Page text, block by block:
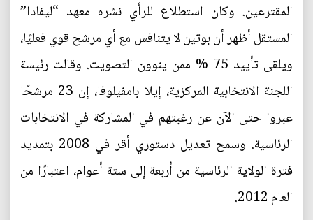
المقترعين. وكان استطلاع للرأي نشره معهد “ليفادا”
المستقل أظهر أن بوتين لا يتنافس مع أي مرشح قوي فعليًا،
ويلقى تأييد 75 % ممن ينوون التصويت. وقالت رئيسة
اللجنة الانتخابية المركزية، إيلا بامفيلوفا، إن 23 مرشحًا
عبروا حتى الآن عن رغبتهم في المشاركة في الانتخابات
الرئاسية. وسمح تعديل دستوري أقر في 2008 بتمديد
فترة الولاية الرئاسية من أربعة إلى ستة أعوام، اعتبارًا من
العام 2012.